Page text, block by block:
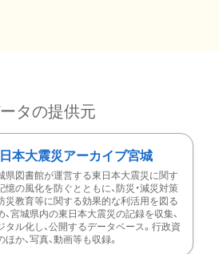
タの提供元
本大震災アーカイブ宮城
県図書館が運営する東日本大震災に関す
憶の風化を防ぐとともに、防災・減災対策
災教育等に関する効果的な利活用を図る
、宮城県内の東日本大震災の記録を収集、
タル化し、公開するデータベース。行政資
ほか、写真、動画等も収録。